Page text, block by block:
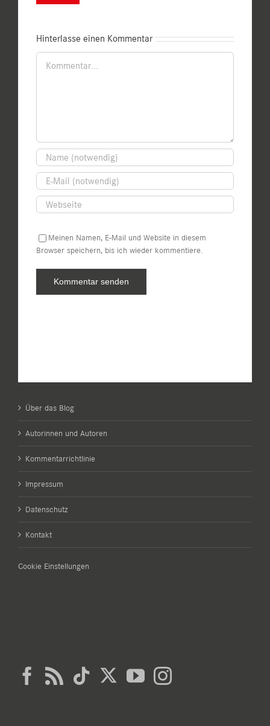
Hinterlasse einen Kommentar
Kommentar
Meinen Namen, E-Mail und Website in diesem
Browser speichern, bis ich wieder kommentiere.
Über das Blog
Autorinnen und Autoren
Kommentarrichtlinie
Impressum
Datenschutz
Kontakt
Cookie Einstellungen